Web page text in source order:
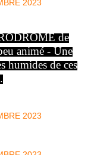
de
animé - Une
humides de ces